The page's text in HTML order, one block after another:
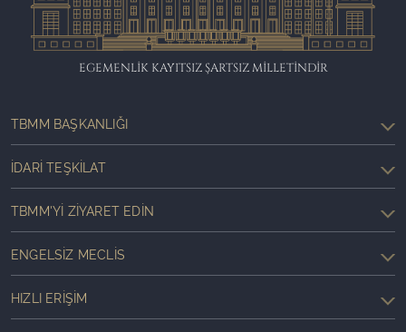
EGEMENLİK KAYITSIZ ŞARTSIZ MİLLETİNDİR
TBMM BAŞKANLIĞI
İDARI TEŞKILAT
TBMM'YI ZIYARET EDIN
ENGELSIZ MECLIS
HIZLI ERIŞIM